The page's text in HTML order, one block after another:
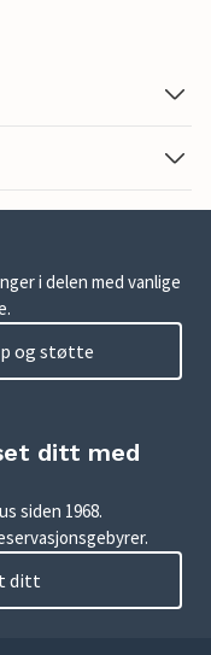
i delen med vanlige
og støtte
ditt med
siden 1968.
ditt